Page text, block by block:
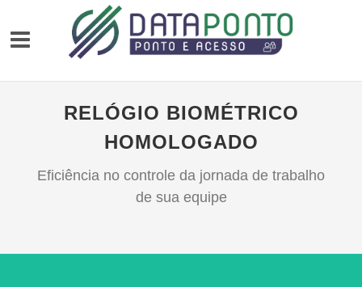
RELÓGIO BIOMÉTRICO
HOMOLOGADO
Eficiência no controle da jornada de trabalho
de sua equipe